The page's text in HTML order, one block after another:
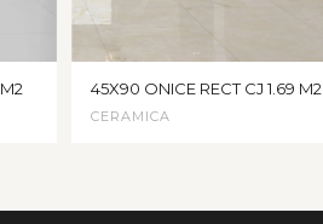
45X90 ONICE RECT CJ 1.69 M2
CERAMICA